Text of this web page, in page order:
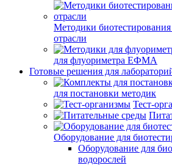
Методики
отрасли
для флуориметра ЕФМА
Готовые решения для
для постановки методик
Тест-
Оборудование для
Оборудование для
водорослей